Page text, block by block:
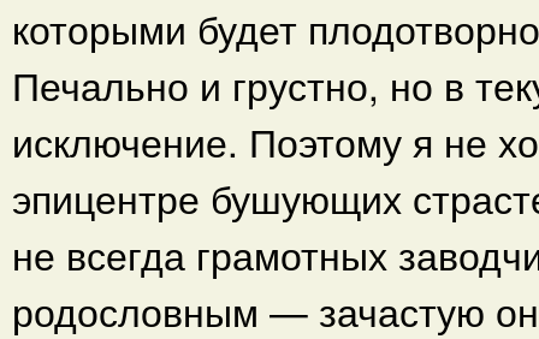
которыми будет
Печально и грустно, но в
исключение. Поэтому я не
эпицентре бушующих
не всегда грамотных
родословным — зачастую